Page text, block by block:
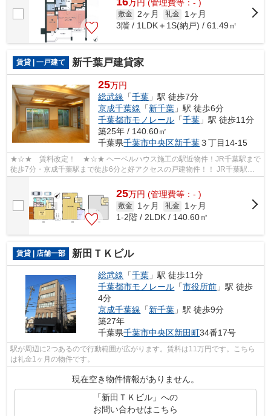
万円 (管理費等：- )
敷金 2ヶ月 礼金
1ヶ月
3階 / 1LDK＋1S(納戸) / 61.49㎡
賃貸 | 一戸建て 新千葉戸建貸家
25万円
総武線 「千葉 」駅 徒歩7分
京成千葉線 「新千葉 」駅 徒歩6分
千葉都市モノレール 「千葉 」駅 徒歩11分
築25年 / 140.60㎡
千葉県千葉市中央区新千葉３丁目14-15
★☆★ 賃料改定！ ★☆★ ヘーベルハウス施工の駅近物件！JR千葉駅まで
徒歩7分・京成千葉駅まで徒歩6分と好アクセスの戸建物件！！ JR千葉駅西
口再開発により利便性向上、幼稚園隣接・小...
25万円 (管理費等：- )
敷金 1ヶ月 礼金
1ヶ月
1-2階 / 2LDK / 140.60㎡
賃貸 | 店舗一部 新田ＴＫビル
総武線 「千葉 」駅 徒歩11分
千葉都市モノレール 「市役所前 」駅 徒歩
4分
京成千葉線 「新千葉 」駅 徒歩9分
築27年
千葉県千葉市中央区新田町34番17号
駅が周辺に2つあるので行動範囲が広がります。賃料は11万円です。こちら
は礼金1ヶ月の物件です。
現在空き物件情報がありません。
「新田ＴＫビル」への
お問い合わせはこちら